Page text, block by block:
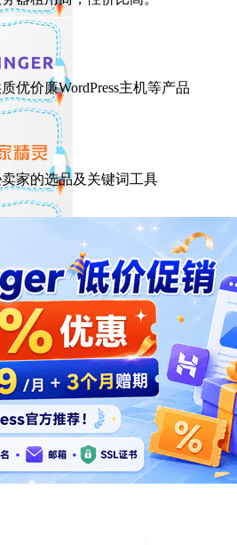
优价廉WordPress主机等产品
家的选品及关键词工具
性价比美国主机，年付六折
线路的VPS云服务器